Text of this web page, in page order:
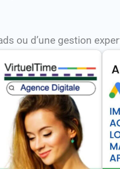
ou d’une gestion